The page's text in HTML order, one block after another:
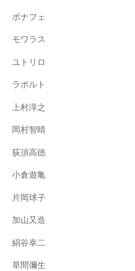
ボナフェ
モワラス
ユトリロ
ラポルト
上村淳之
岡村智晴
荻須高徳
小倉遊亀
片岡球子
加山又造
絹谷幸二
草間彌生